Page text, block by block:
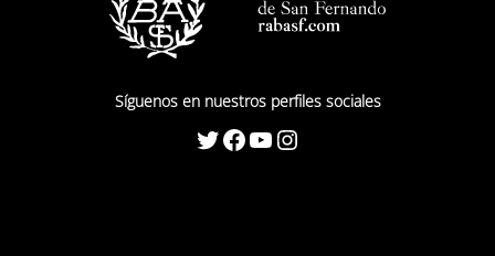
Síguenos en nuestros perfiles sociales
Twitter Facebook YouTube Instagram